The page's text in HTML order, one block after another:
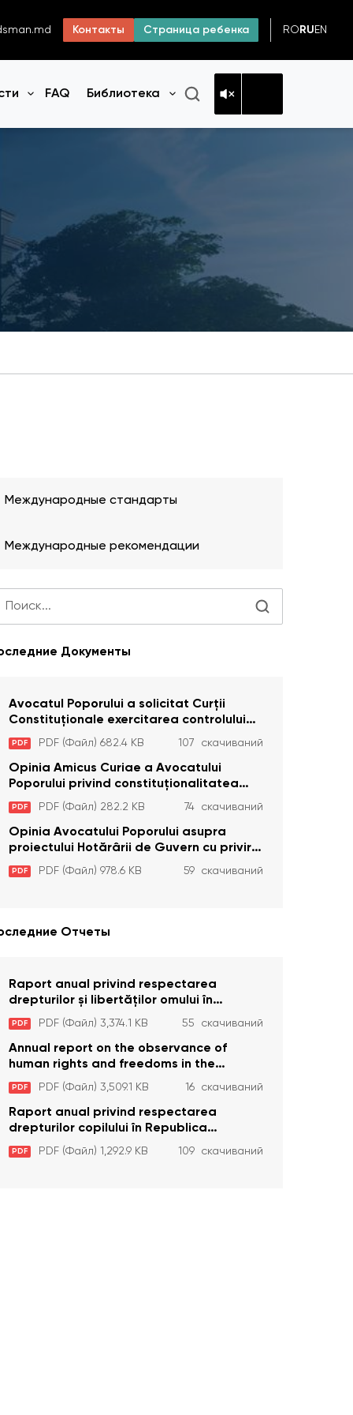
Контакты Страница ребенка RO RU EN
FAQ Библиотека
Открыть меню
Международные стандарты
Международные рекомендации
Документы
Avocatul Poporului a solicitat Curţii
Constituţionale exercitarea controlului
constituţionalităţii unor prevederi cu
privire la plata alocației sociale de stat
persoanelor cu dizabilitați care sunt
private de liberate
PDF PDF (Файл) 682.4 KB 107 скачиваний
Opinia Amicus Curiae a Avocatului
Poporului privind constituționalitatea
unor prevederi care interzic angajarea în
organizațiile de pază particulară a
persoanelor condamnate pentru
comiterea cu intenție a unor infracțiuni a
fost luată în considerare de Curtea
Constituțională
PDF PDF (Файл) 282.2 KB 74 скачиваний
Opinia Avocatului Poporului asupra
proiectului Hotărârii de Guvern cu privire
la aprobarea proiectului de lege privind
activitatea sanitară veterinarăa
PDF PDF (Файл) 978.6 KB 59 скачиваний
Отчеты
Raport anual privind respectarea
drepturilor și libertăților omului în
Republica Moldova în anul 2023
PDF PDF (Файл) 3,374.1 KB 55 скачиваний
Annual report on the observance of
human rights and freedoms in the
Republic of Moldova in 2023
PDF PDF (Файл) 3,509.1 KB 16 скачиваний
Raport anual privind respectarea
drepturilor copilului în Republica
Moldova în anul 2023
PDF PDF (Файл) 1,292.9 KB 109 скачиваний